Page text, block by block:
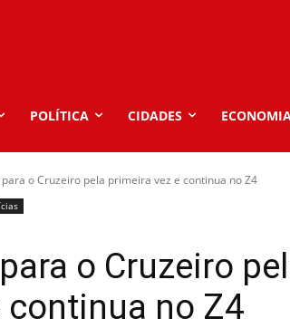
POLÍTICA CIDADES
o Cruzeiro pela primeira vez e continua no Z4
o Cruzeiro
continua no Z4